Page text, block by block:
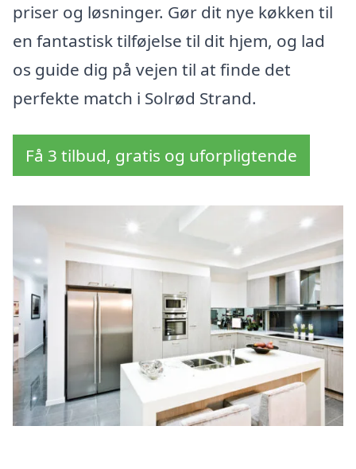
priser og løsninger. Gør dit nye køkken til
en fantastisk tilføjelse til dit hjem, og lad
os guide dig på vejen til at finde det
perfekte match i Solrød Strand.
Få 3 tilbud, gratis og uforpligtende